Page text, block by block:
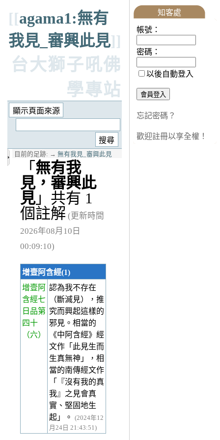
[[agama1:無有
我見_審興此見]]
台大獅子吼佛
學專站
目前的足跡: → 無有我見_審興此見
「 無有我
見，審興此
見」共有 1
個註解 (更新時間
2026年08月10日
00:09:10)
增壹阿含經(1)
增壹阿
含經七
日品第
四十
（六）
認為我不存在
（斷滅見），推
究而興起這樣的
邪見。相當的
《中阿含經》經
文作「此見生而
生真無神」，相
當的南傳經文作
「『沒有我的真
我』之見會真
實、堅固地生
起」。
(2024年12
月24日 21:43:51)
知客處
帳號：
密碼：
以後自動登入
忘記密碼？
歡迎註冊以享全權！